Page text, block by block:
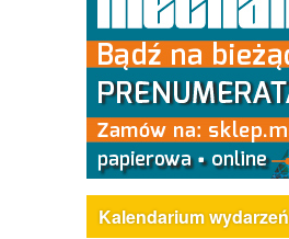
Kalendarium wydarzeń